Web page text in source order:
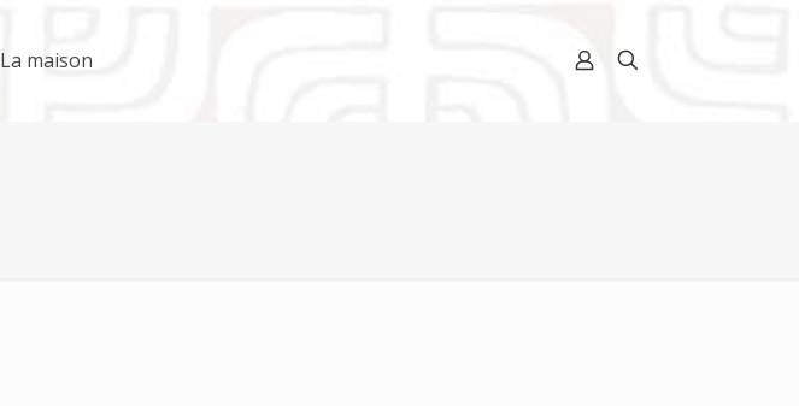
La maison